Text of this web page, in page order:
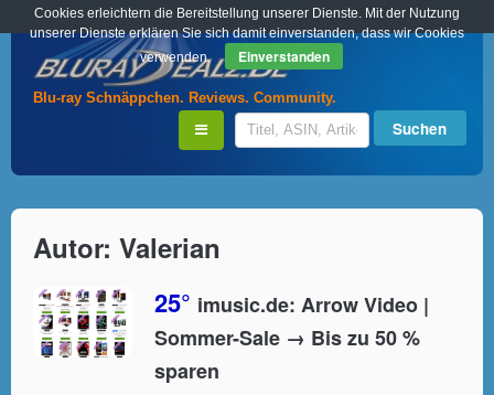
Blu-ray Schnäppchen. Reviews. Community.
Autor: Valerian
25° imusic.de: Arrow Video |
Sommer-Sale → Bis zu 50 %
sparen
Cookies erleichtern die Bereitstellung unserer Dienste. Mit der Nutzung
unserer Dienste erklären Sie sich damit einverstanden, dass wir Cookies
verwenden.
Einverstanden